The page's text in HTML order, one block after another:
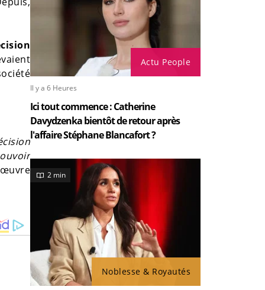
Actu People
Il y a 6 Heures
Ici tout commence : Catherine
Davydzenka bientôt de retour après
l'affaire Stéphane Blancafort ?
Noblesse & Royautés
2 min